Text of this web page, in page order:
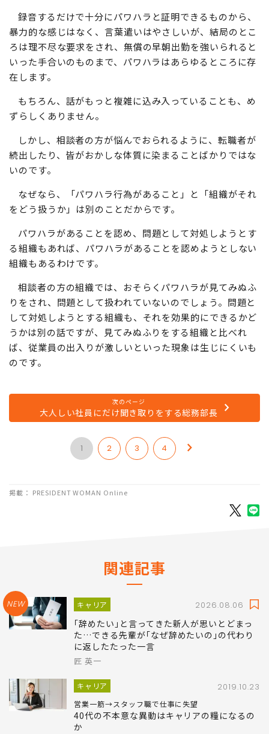
録音するだけで十分にパワハラと証明できるものから、
暴力的な感じはなく、言葉遣いはやさしいが、結局のとこ
ろは理不尽な要求をされ、無償の早朝出勤を強いられると
いった手合いのものまで、パワハラはあらゆるところに存
在します。
もちろん、話がもっと複雑に込み入っていることも、め
ずらしくありません。
しかし、相談者の方が悩んでおられるように、転職者が
続出したり、皆がおかしな体質に染まることばかりではな
いのです。
なぜなら、「パワハラ行為があること」と「組織がそれ
をどう扱うか」は別のことだからです。
パワハラがあることを認め、問題として対処しようとす
る組織もあれば、パワハラがあることを認めようとしない
組織もあるわけです。
相談者の方の組織では、おそらくパワハラが見てみぬふ
りをされ、問題として扱われていないのでしょう。問題と
して対処しようとする組織も、それを効果的にできるかど
うかは別の話ですが、見てみぬふりをする組織と比べれ
ば、従業員の出入りが激しいといった現象は生じにくいも
のです。
次のページ
大人しい社員にだけ聞き取りをする総務部長
1 2 3 4
掲載： PRESIDENT WOMAN Online
関連記事
NEW キャリア 2026.08.06
｢辞めたい｣と言ってきた新人が思いとどまっ
た…できる先輩が｢なぜ辞めたいの｣の代わり
に返したたった一言
匠 英一
キャリア 2019.10.23
営業一筋→スタッフ職で仕事に失望
40代の不本意な異動はキャリアの糧になるの
か